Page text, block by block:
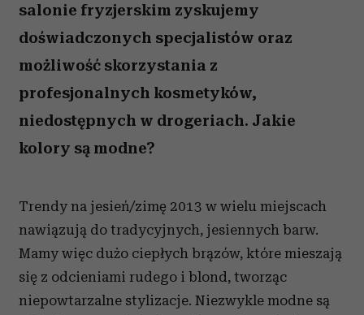
salonie fryzjerskim zyskujemy
doświadczonych specjalistów oraz
możliwość skorzystania z
profesjonalnych kosmetyków,
niedostępnych w drogeriach. Jakie
kolory są modne?
Trendy na jesień/zimę 2013 w wielu miejscach
nawiązują do tradycyjnych, jesiennych barw.
Mamy więc dużo ciepłych brązów, które mieszają
się z odcieniami rudego i blond, tworząc
niepowtarzalne stylizacje. Niezwykle modne są